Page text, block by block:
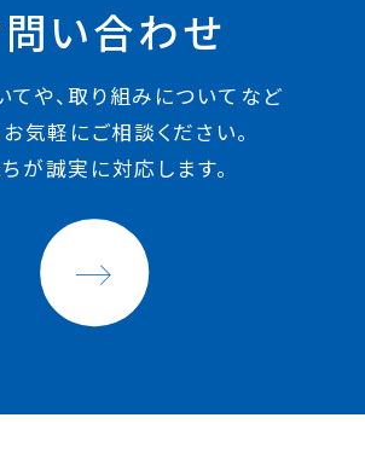
い合わせ
てや、取り組みについてなど
気軽にご相談ください。
が誠実に対応します。